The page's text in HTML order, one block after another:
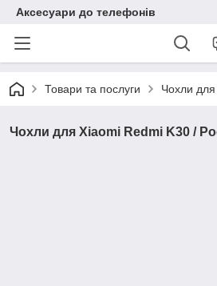
Аксесуари до телефонів
Товари та послуги Чохли
Чохли для Xiaomi Redmi K30 /